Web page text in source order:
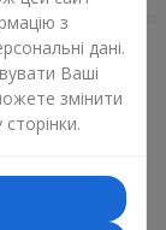
з
дані.
Ваші
змінити